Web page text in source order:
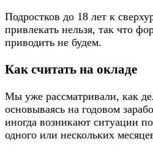
Подростков до 18 лет к
привлекать нельзя, так что
приводить не будем.
Как считать на окладе
Мы уже рассматривали, как
основываясь на годовом
иногда возникают ситуации
одного или нескольких